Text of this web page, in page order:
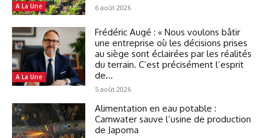
A La Une 6 août 2026
A La Une
Frédéric Augé : « Nous voulons bâtir
une entreprise où les décisions prises
au siège sont éclairées par les réalités
du terrain. C’est précisément l’esprit
de...
5 août 2026
Alimentation en eau potable :
Camwater sauve l’usine de production
de Japoma